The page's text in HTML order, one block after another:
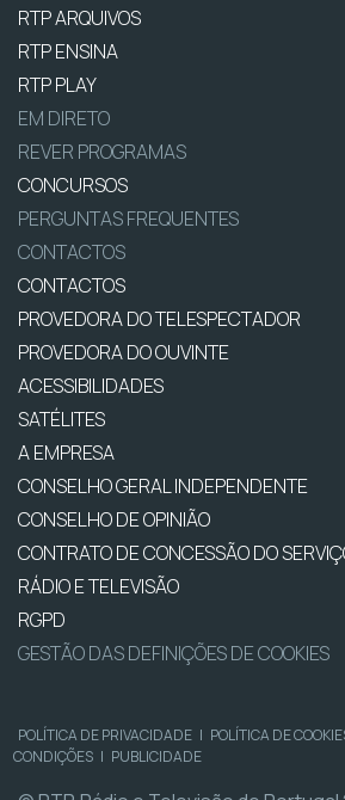
RTP ARQUIVOS
RTP ENSINA
RTP PLAY
EM DIRETO
REVER PROGRAMAS
CONCURSOS
PERGUNTAS FREQUENTES
CONTACTOS
CONTACTOS
PROVEDORA DO TELESPECTADOR
PROVEDORA DO OUVINTE
ACESSIBILIDADES
SATÉLITES
A EMPRESA
CONSELHO GERAL INDEPENDENTE
CONSELHO DE OPINIÃO
CONTRATO DE CONCESSÃO DO
RÁDIO E TELEVISÃO
RGPD
GESTÃO DAS DEFINIÇÕES DE COOKIES
POLÍTICA DE PRIVACIDADE | POLÍTICA DE
CONDIÇÕES | PUBLICIDADE